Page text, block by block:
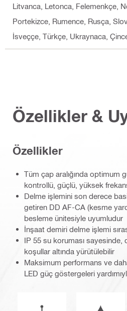
Litvanca, Letonca, Felemenkçe,
Portekizce, Rumence, Rusça,
İsveççe, Türkçe, Ukraynaca,
Özellikler &
Özellikler
Tüm çap aralığında optimum
kontrollü, güçlü, yüksek
Delme işlemini son derece
getiren DD AF-CA (kesme
besleme ünitesiyle uyumludur
İnşaat demiri delme işlemi
IP 55 su koruması sayesinde,
koşullar altında yürütülebilir
Maksimum performans ve
LED güç göstergeleri